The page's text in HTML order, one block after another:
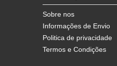
Sobre nos
Informações de Envio
Politica de privacidade
Termos e Condições